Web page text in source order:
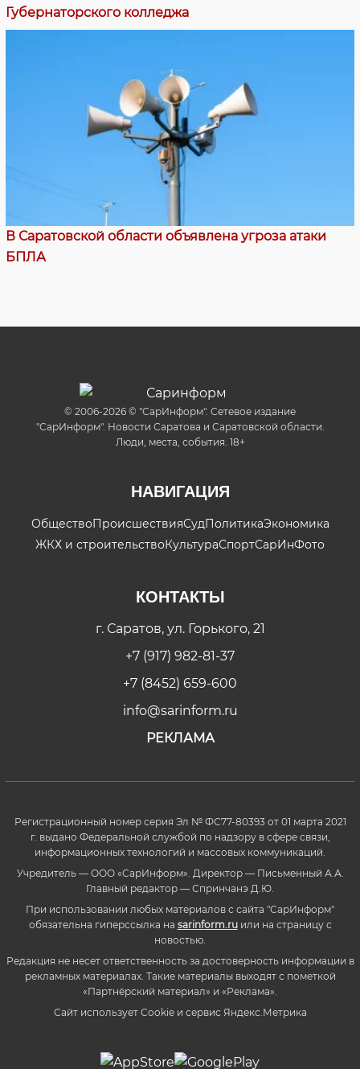
Губернаторского колледжа
В Саратовской области объявлена угроза атаки
БПЛА
© 2006-2026 © "СарИнформ". Сетевое издание
"СарИнформ". Новости Саратова и Саратовской области.
Люди, места, события. 18+
НАВИГАЦИЯ
ОбществоПроисшествияСудПолитикаЭкономика
ЖКХ и строительствоКультураСпортСарИнФото
КОНТАКТЫ
г. Саратов, ул. Горького, 21
+7 (917) 982-81-37
+7 (8452) 659-600
info@sarinform.ru
РЕКЛАМА
Регистрационный номер серия Эл № ФС77-80393 от 01 марта 2021
г. выдано Федеральной службой по надзору в сфере связи,
информационных технологий и массовых коммуникаций.
Учредитель — ООО «СарИнформ». Директор — Письменный А.А.
Главный редактор — Спринчанэ Д.Ю.
При использовании любых материалов с сайта "СарИнформ"
обязательна гиперссылка на sarinform.ruили на страницу с
новостью.
Редакция не несет ответственность за достоверность информации в
рекламных материалах. Такие материалы выходят с пометкой
«Партнёрский материал» и «Реклама».
Сайт использует Cookie и сервиc Яндекс.Метрика